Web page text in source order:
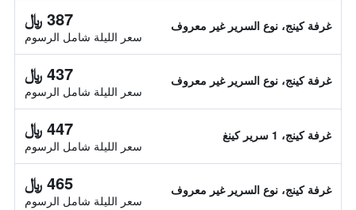
غرفة كينج، نوع السرير غير معروف 387 ﷼
سعر الليلة شامل الرسوم
غرفة كينج، نوع السرير غير معروف 437 ﷼
سعر الليلة شامل الرسوم
غرفة كينج، 1 سرير كينغ 447 ﷼
سعر الليلة شامل الرسوم
غرفة كينج، نوع السرير غير معروف 465 ﷼
سعر الليلة شامل الرسوم